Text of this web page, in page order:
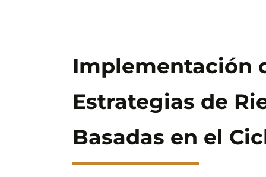
Implementación
Estrategias de
Basadas en el